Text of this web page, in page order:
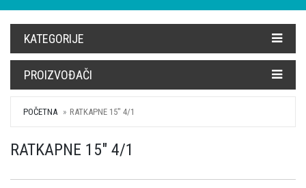
KATEGORIJE
PROIZVOĐAČI
POČETNA RATKAPNE 15" 4/1
RATKAPNE 15" 4/1